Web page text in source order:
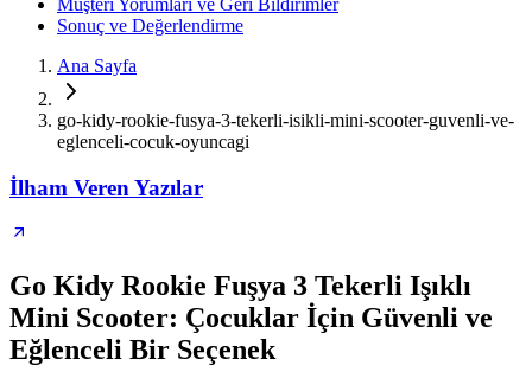
Müşteri Yorumları ve Geri Bildirimler
Sonuç ve Değerlendirme
Ana Sayfa
go-kidy-rookie-fusya-3-tekerli-isikli-mini-scooter-guvenli-ve-
eglenceli-cocuk-oyuncagi
İlham Veren Yazılar
Go Kidy Rookie Fuşya 3 Tekerli Işıklı
Mini Scooter: Çocuklar İçin Güvenli ve
Eğlenceli Bir Seçenek